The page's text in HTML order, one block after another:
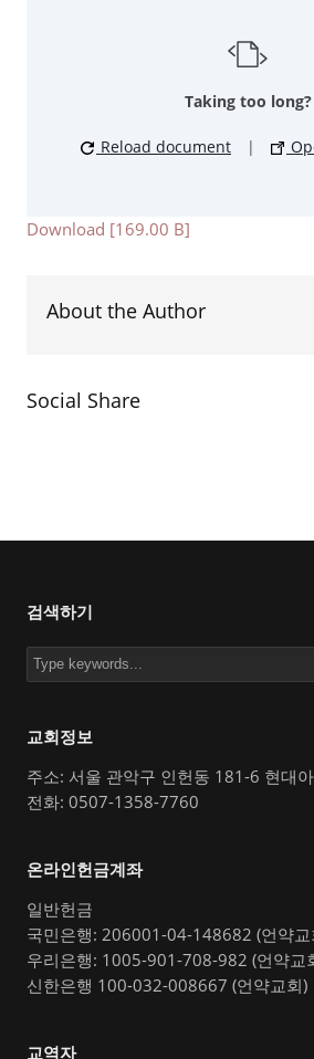
Taking too long?
Reload document |
Download [169.00 B]
About the Author
Social Share
검색하기
교회정보
주소: 서울 관악구 인헌동 181-6 현대
전화: 0507-1358-7760
온라인헌금계좌
일반헌금
국민은행: 206001-04-148682 (언약교
우리은행: 1005-901-708-982 (언약교
신한은행 100-032-008667 (언약교회)
교역자